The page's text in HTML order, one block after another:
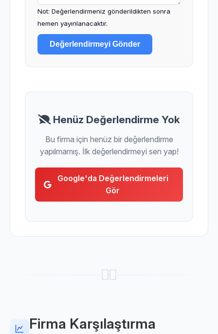
Not: Değerlendirmeniz gönderildikten sonra
hemen yayınlanacaktır.
Değerlendirmeyi Gönder
Henüz Değerlendirme Yok
Bu firma için henüz bir değerlendirme
yapılmamış. İlk değerlendirmeyi sen yap!
Google'da Değerlendirmeleri
Gör
Firma Karşılaştırma